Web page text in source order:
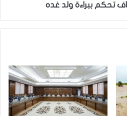
تحكم ببراءة ولد غده